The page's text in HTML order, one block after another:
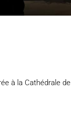
à la Cathédrale de